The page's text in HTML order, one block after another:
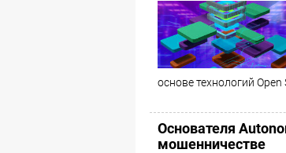
основе технологий
Основателя
мошенничестве